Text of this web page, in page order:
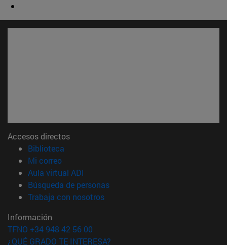
Accesos directos
Biblioteca
Mi correo(abre en nueva ventana)
Aula virtual ADI
Búsqueda de personas(abre en nueva ventana)
Trabaja con nosotros(abre en nueva ventana)
Información
TFNO +34 948 42 56 00
¿QUÉ GRADO TE INTERESA?